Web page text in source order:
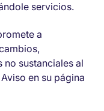
servicios.
a
sustanciales al
en su página